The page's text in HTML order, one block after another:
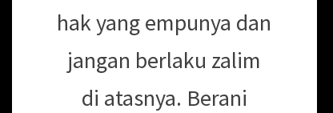
hak yang empunya dan
jangan berlaku zalim
di atasnya. Berani